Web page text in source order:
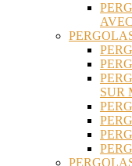
SUR